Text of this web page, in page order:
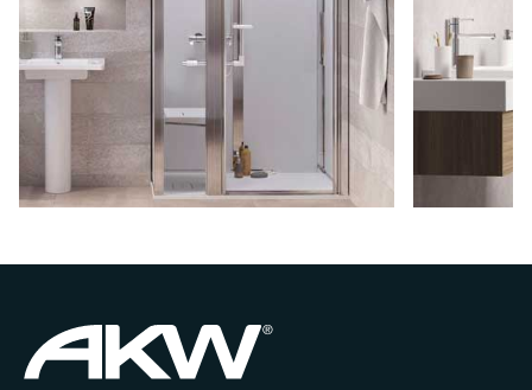
ESPACE DE DOUCHE ONYX -
PORTE CLASSIQUE